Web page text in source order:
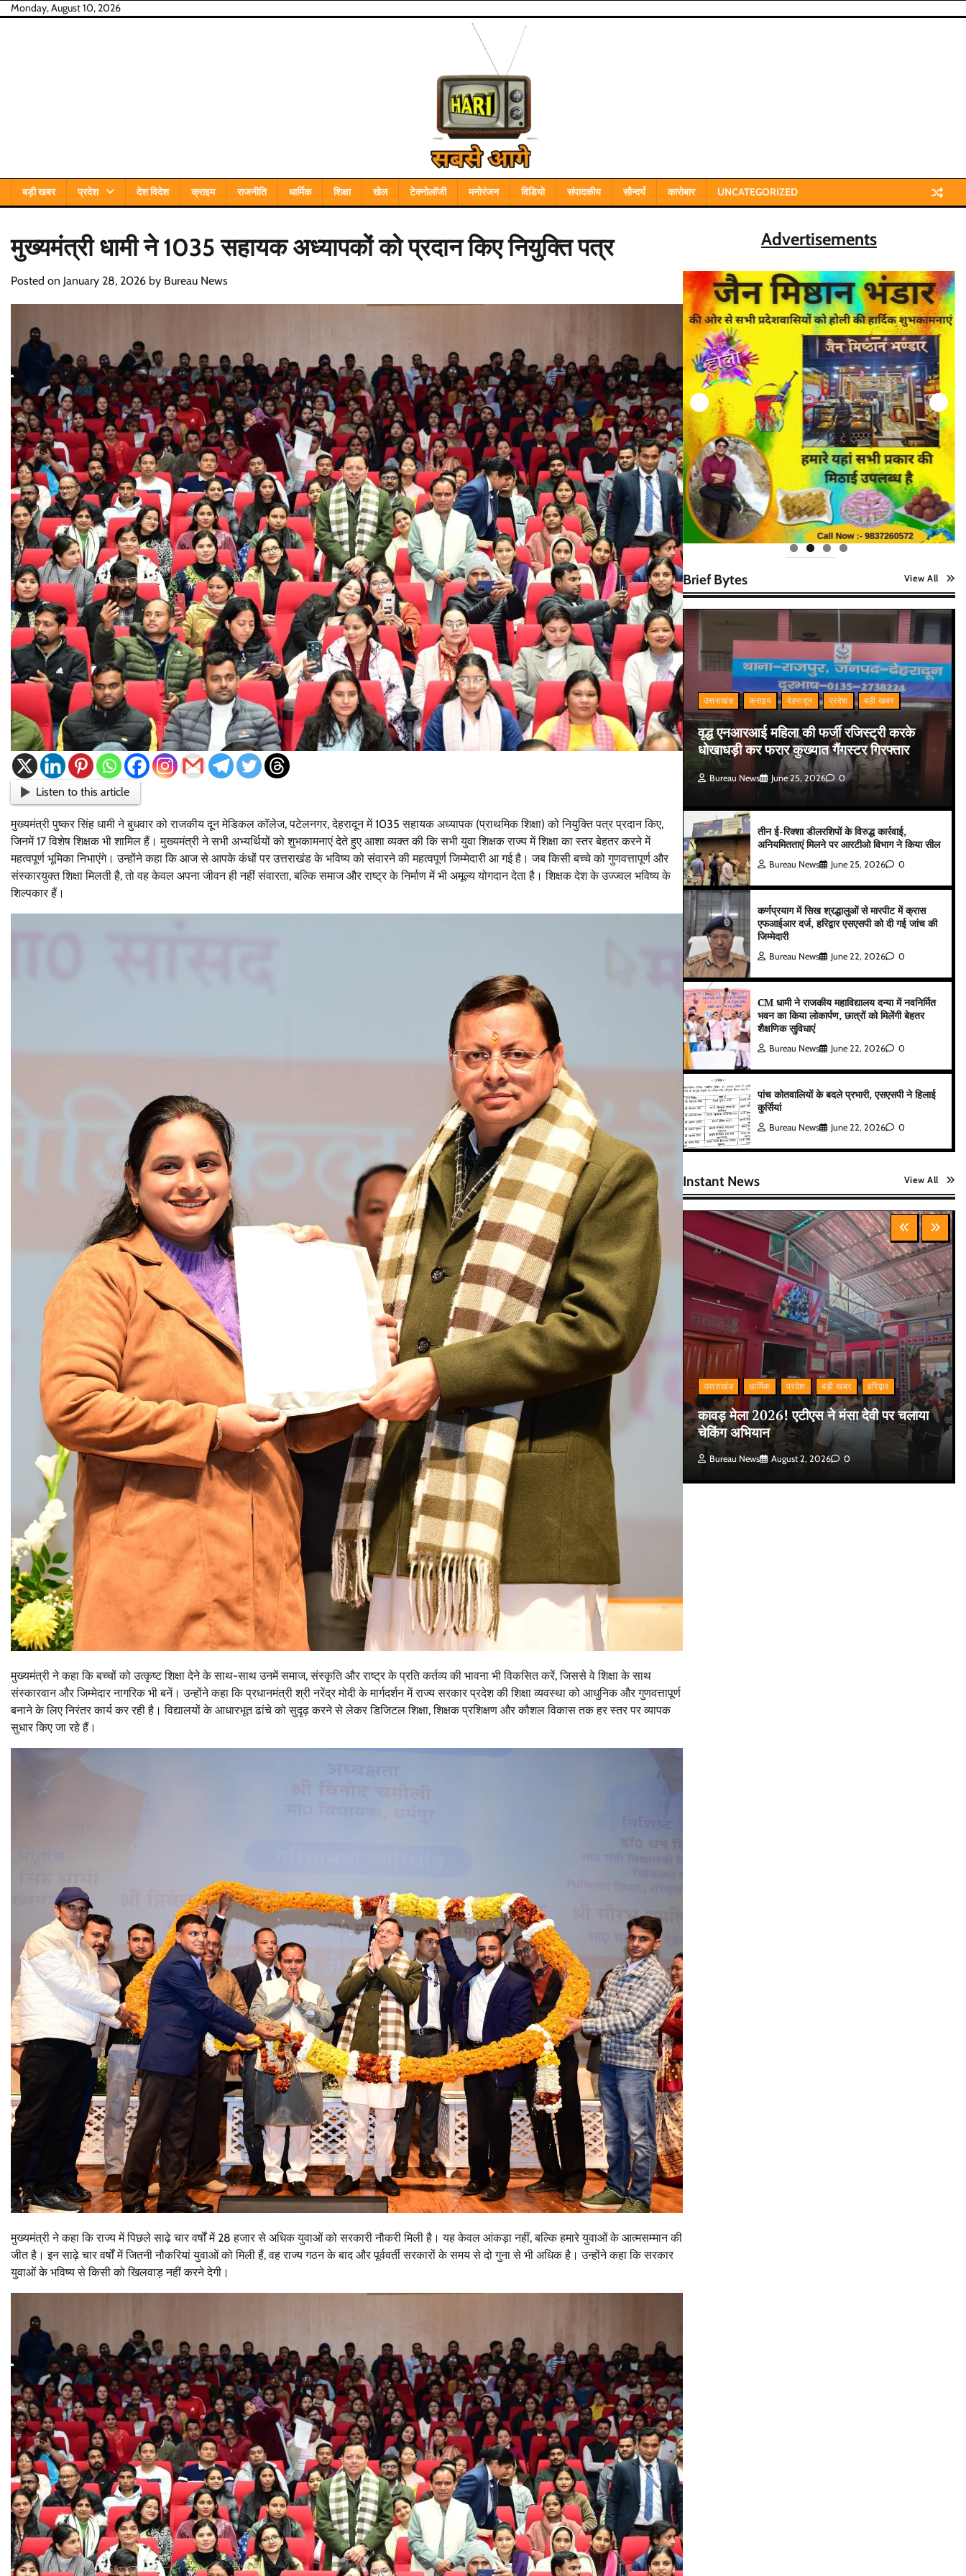
SkipMonday, August 10, 2026
बड़ी खबर प्रदेश देश विदेश क्राइम राजनीति धार्मिक शिक्षा खेल टेक्नोलॉजी मनोरंजन विडियो संपादकीय सौन्दर्य कारोबार UNCATEGORIZED
मुख्यमंत्री धामी ने 1035 सहायक अध्यापकों को प्रदान किए नियुक्ति पत्र
Posted on January 28, 2026 by Bureau News
Listen to this article
मुख्यमंत्री पुष्कर सिंह धामी ने बुधवार को राजकीय दून मेडिकल कॉलेज, पटेलनगर, देहरादून में 1035 सहायक अध्यापक (प्राथमिक शिक्षा) को नियुक्ति पत्र प्रदान किए,
जिनमें 17 विशेष शिक्षक भी शामिल हैं। मुख्यमंत्री ने सभी अभ्यर्थियों को शुभकामनाएं देते हुए आशा व्यक्त की कि सभी युवा शिक्षक राज्य में शिक्षा का स्तर बेहतर करने में
महत्वपूर्ण भूमिका निभाएंगे। उन्होंने कहा कि आज से आपके कंधों पर उत्तराखंड के भविष्य को संवारने की महत्वपूर्ण जिम्मेदारी आ गई है। जब किसी बच्चे को गुणवत्तापूर्ण और
संस्कारयुक्त शिक्षा मिलती है, तो वह केवल अपना जीवन ही नहीं संवारता, बल्कि समाज और राष्ट्र के निर्माण में भी अमूल्य योगदान देता है। शिक्षक देश के उज्ज्वल भविष्य के
शिल्पकार हैं।
मुख्यमंत्री ने कहा कि बच्चों को उत्कृष्ट शिक्षा देने के साथ-साथ उनमें समाज, संस्कृति और राष्ट्र के प्रति कर्तव्य की भावना भी विकसित करें, जिससे वे शिक्षा के साथ
संस्कारवान और जिम्मेदार नागरिक भी बनें। उन्होंने कहा कि प्रधानमंत्री श्री नरेंद्र मोदी के मार्गदर्शन में राज्य सरकार प्रदेश की शिक्षा व्यवस्था को आधुनिक और गुणवत्तापूर्ण
बनाने के लिए निरंतर कार्य कर रही है। विद्यालयों के आधारभूत ढांचे को सुदृढ़ करने से लेकर डिजिटल शिक्षा, शिक्षक प्रशिक्षण और कौशल विकास तक हर स्तर पर व्यापक
सुधार किए जा रहे हैं।
मुख्यमंत्री ने कहा कि राज्य में पिछले साढ़े चार वर्षों में 28 हजार से अधिक युवाओं को सरकारी नौकरी मिली है। यह केवल आंकड़ा नहीं, बल्कि हमारे युवाओं के आत्मसम्मान की
जीत है। इन साढ़े चार वर्षों में जितनी नौकरियां युवाओं को मिली हैं, वह राज्य गठन के बाद और पूर्ववर्ती सरकारों के समय से दो गुना से भी अधिक है। उन्होंने कहा कि सरकार
युवाओं के भविष्य से किसी को खिलवाड़ नहीं करने देगी।
Advertisements
Brief Bytes View All
उत्तराखंड क्राइम देहरादून प्रदेश बड़ी खबर
वृद्ध एनआरआई महिला की फर्जी रजिस्ट्री करके
धोखाधड़ी कर फरार कुख्यात गैंगस्टर गिरफ्तार
Bureau News June 25, 2026 0
तीन ई-रिक्शा डीलरशिपों के विरुद्ध कार्रवाई,
अनियमितताएं मिलने पर आरटीओ विभाग ने किया सील
Bureau News June 25, 2026 0
कर्णप्रयाग में सिख श्रद्धालुओं से मारपीट में क्रास
एफआईआर दर्ज, हरिद्वार एसएसपी को दी गई जांच की
जिम्मेदारी
Bureau News June 22, 2026 0
CM धामी ने राजकीय महाविद्यालय दन्या में नवनिर्मित
भवन का किया लोकार्पण, छात्रों को मिलेंगी बेहतर
शैक्षणिक सुविधाएं
Bureau News June 22, 2026 0
पांच कोतवालियों के बदले प्रभारी, एसएसपी ने हिलाई
कुर्सियां
Bureau News June 22, 2026 0
Instant News View All
उत्तराखंड देहरादून प्रदेश
बेटे की गेमिंग लत से परिवार बदहाल, मां ने लगाई
आर्थिक मदद की गुहार
Bureau News July 28, 2026 0
उत्तराखंड धार्मिक प्रदेश बड़ी खबर हरिद्वार
कावड़ मेला 2026! एटीएस ने मंसा देवी पर चलाया
चेकिंग अभियान
Bureau News August 2, 2026 0